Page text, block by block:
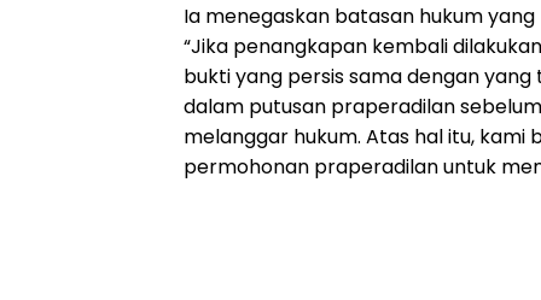
Ia menegaskan batasan hukum
“Jika penangkapan kembali
bukti yang persis sama dengan
dalam putusan praperadilan
melanggar hukum. Atas hal itu,
permohonan praperadilan untuk